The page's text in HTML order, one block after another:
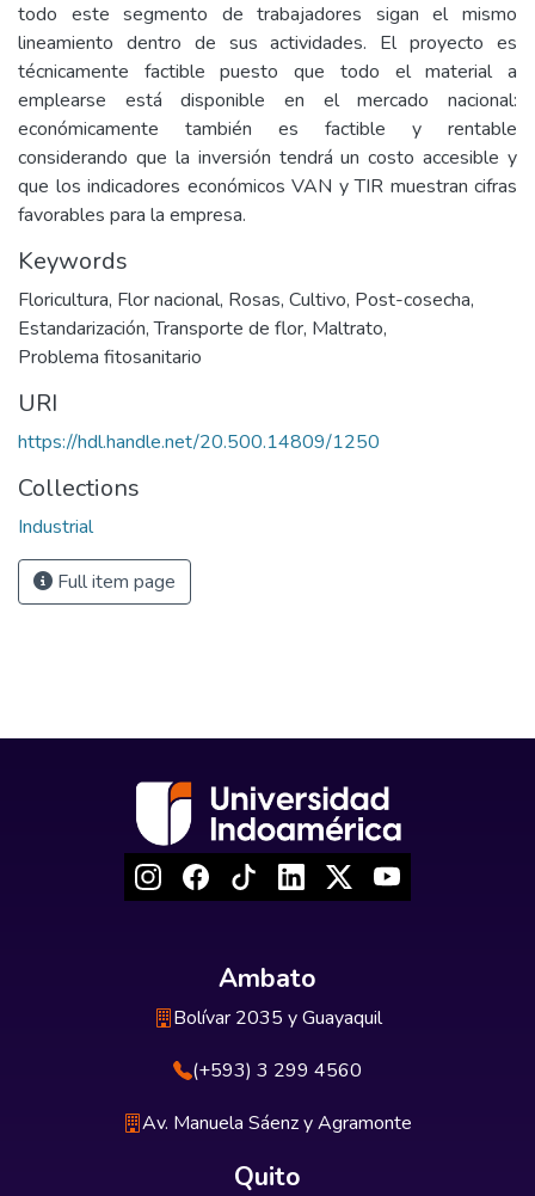
todo este segmento de trabajadores sigan el mismo
lineamiento dentro de sus actividades. El proyecto es
técnicamente factible puesto que todo el material a
emplearse está disponible en el mercado nacional:
económicamente también es factible y rentable
considerando que la inversión tendrá un costo accesible y
que los indicadores económicos VAN y TIR muestran cifras
favorables para la empresa.
Keywords
Floricultura, Flor nacional, Rosas, Cultivo, Post-cosecha,
Estandarización,Transporte de flor, Maltrato,
Problema fitosanitario
URI
https://hdl.handle.net/20.500.14809/1250
Collections
Industrial
Full item page
Ambato
Bolívar 2035 y Guayaquil
(+593) 3 299 4560
Av. Manuela Sáenz y Agramonte
Quito